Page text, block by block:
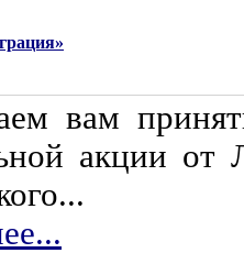
вам
акции от